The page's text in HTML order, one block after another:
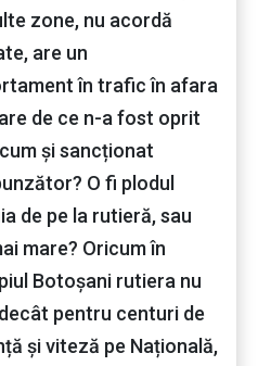
zone, nu acordă
are un
în trafic în afara
de ce n-a fost oprit
și sancționat
O fi plodul
de pe la rutieră, sau
mare? Oricum în
Botoșani rutiera nu
pentru centuri de
și viteză pe Națională,